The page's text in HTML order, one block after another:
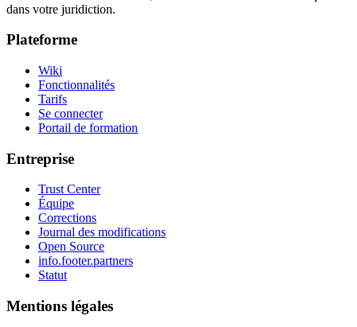
dans votre juridiction.
Plateforme
Wiki
Fonctionnalités
Tarifs
Se connecter
Portail de formation
Entreprise
Trust Center
Équipe
Corrections
Journal des modifications
Open Source
info.footer.partners
Statut
Mentions légales